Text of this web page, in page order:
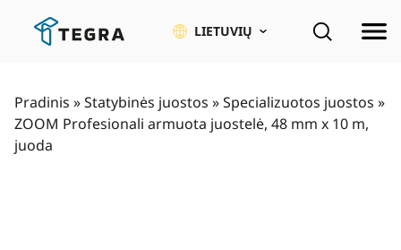
LIETUVIŲ
Pradinis »Statybinės juostos »Specializuotos juostos »
ZOOM Profesionali armuota juostelė, 48 mm x 10 m,
juoda